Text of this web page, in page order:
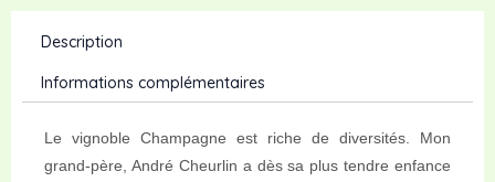
Description
Informations complémentaires
Le vignoble Champagne est riche de diversités. Mon
grand-père, André Cheurlin a dès sa plus tendre enfance